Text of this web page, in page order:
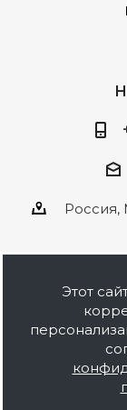
Россия,
2026 ©
оптовая и
материалов,
Информация
Этот